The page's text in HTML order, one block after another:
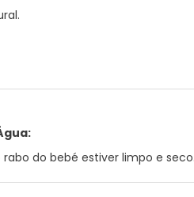
do bebé estiver limpo e seco.